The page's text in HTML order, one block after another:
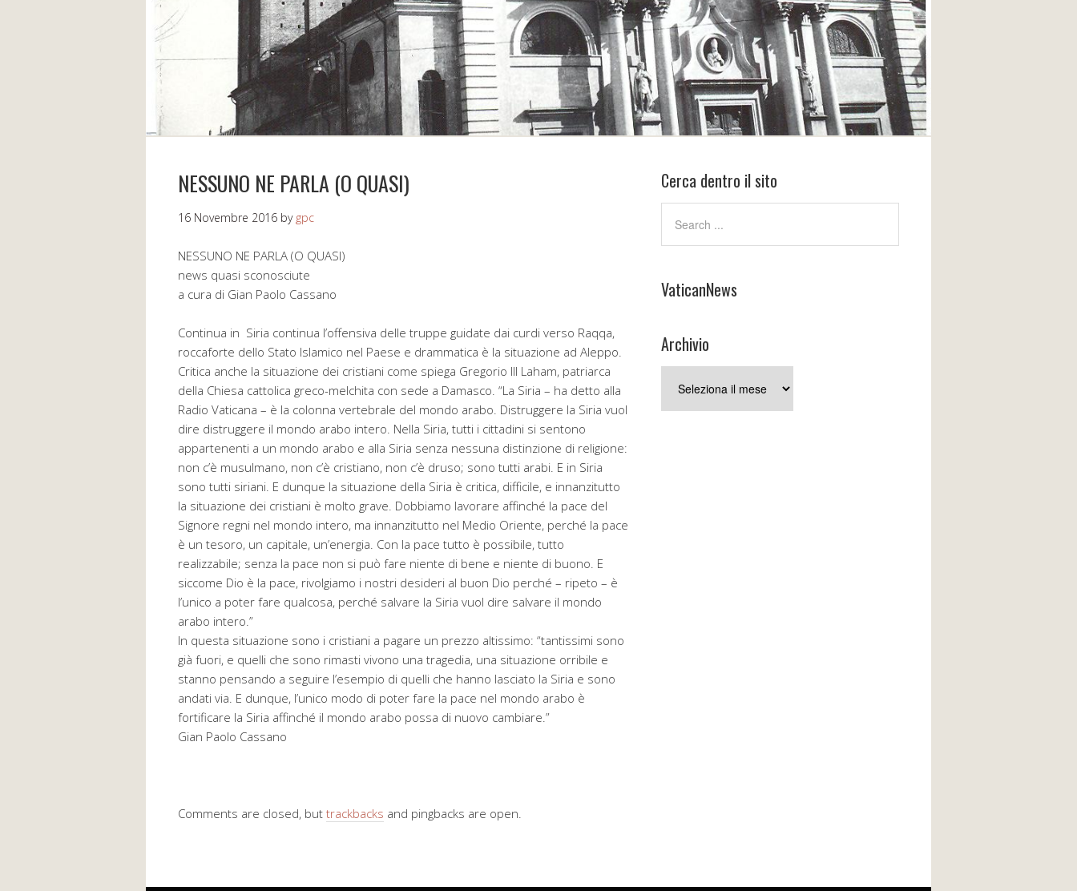
NESSUNO NE PARLA (O QUASI)
16 Novembre 2016 by gpc
NESSUNO NE PARLA (O QUASI)
news quasi sconosciute
a cura di Gian Paolo Cassano
Continua in Siria continua l’offensiva delle truppe guidate dai curdi verso Raqqa,
roccaforte dello Stato Islamico nel Paese e drammatica è la situazione ad Aleppo.
Critica anche la situazione dei cristiani come spiega Gregorio III Laham, patriarca
della Chiesa cattolica greco-melchita con sede a Damasco. “La Siria – ha detto alla
Radio Vaticana – è la colonna vertebrale del mondo arabo. Distruggere la Siria vuol
dire distruggere il mondo arabo intero. Nella Siria, tutti i cittadini si sentono
appartenenti a un mondo arabo e alla Siria senza nessuna distinzione di religione:
non c’è musulmano, non c’è cristiano, non c’è druso; sono tutti arabi. E in Siria
sono tutti siriani. E dunque la situazione della Siria è critica, difficile, e innanzitutto
la situazione dei cristiani è molto grave. Dobbiamo lavorare affinché la pace del
Signore regni nel mondo intero, ma innanzitutto nel Medio Oriente, perché la pace
è un tesoro, un capitale, un’energia. Con la pace tutto è possibile, tutto
realizzabile; senza la pace non si può fare niente di bene e niente di buono. E
siccome Dio è la pace, rivolgiamo i nostri desideri al buon Dio perché – ripeto – è
l’unico a poter fare qualcosa, perché salvare la Siria vuol dire salvare il mondo
arabo intero.”
In questa situazione sono i cristiani a pagare un prezzo altissimo: “tantissimi sono
già fuori, e quelli che sono rimasti vivono una tragedia, una situazione orribile e
stanno pensando a seguire l’esempio di quelli che hanno lasciato la Siria e sono
andati via. E dunque, l’unico modo di poter fare la pace nel mondo arabo è
fortificare la Siria affinché il mondo arabo possa di nuovo cambiare.”
Gian Paolo Cassano
Comments are closed, but trackbacks and pingbacks are open.
Cerca dentro il sito
VaticanNews
Archivio